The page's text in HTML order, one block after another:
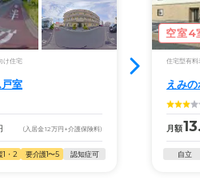
け住宅
室
(入居金12万円 +介護保険料)
1・2 要介護1〜5 認知症可
空室4
住宅型有料
えみ
月額
自立